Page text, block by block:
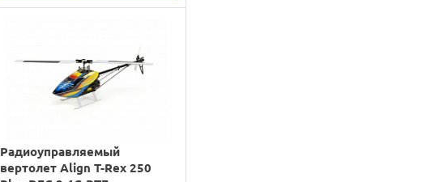
Радиоуправляемый
вертолет Align T-Rex 250